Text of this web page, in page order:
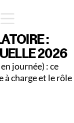
:
2026
journée) : ce
à charge et le rôle